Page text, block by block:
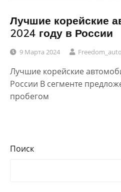
Лучшие корейские
2024 году в России
9 Марта 2024 Freedom_auto
Лучшие корейские
России В сегменте
пробегом
Поиск